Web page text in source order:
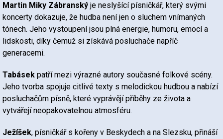
Martin Miky Zábranský je neslyšící písničkář, který svými
koncerty dokazuje, že hudba není jen o sluchem vnímaných
tónech. Jeho vystoupení jsou plná energie, humoru, emocí a
lidskosti, díky čemuž si získává posluchače napříč
generacemi.
Tabásek patří mezi výrazné autory současné folkové scény.
Jeho tvorba spojuje citlivé texty s melodickou hudbou a nabízí
posluchačům písně, které vyprávějí příběhy ze života a
vytvářejí neopakovatelnou atmosféru.
Ježíšek, písničkář s kořeny v Beskydech a na Slezsku, přináší